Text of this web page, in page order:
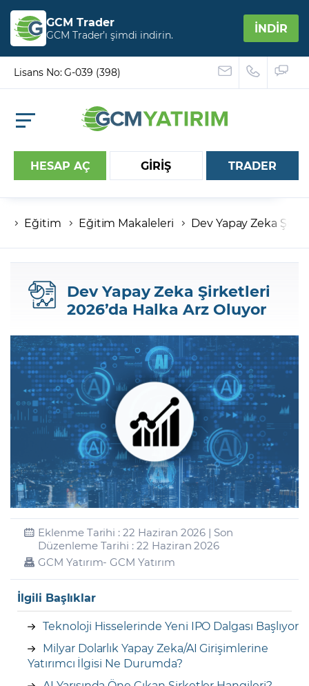
GCM Trader
GCM Trader’ı şimdi indirin. İNDİR
Lisans No: G-039 (398)
HESAP AÇ GİRİŞ
Hesap numaranız
Şifreniz
Şifremi Unuttum
TRADER
Eğitim Eğitim Makaleleri Dev Yapay Zeka
Dev Yapay Zeka Şirketleri
2026’da Halka Arz Oluyor
Eklenme Tarihi : 22 Haziran 2026 | Son
Düzenleme Tarihi : 22 Haziran 2026
GCM Yatırım- GCM Yatırım
İlgili Başlıklar
Teknoloji Hisselerinde Yeni IPO Dalgası Başlıyor
Milyar Dolarlık Yapay Zeka/AI Girişimlerine
Yatırımcı İlgisi Ne Durumda?